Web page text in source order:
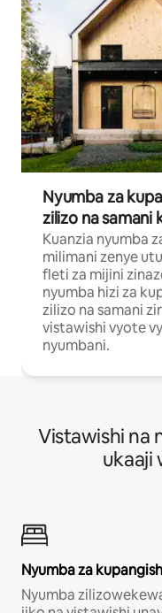
Nyumba za
zilizo na samani
Kuanzia nyumba
milimani zenye
fleti za mijini
nyumba hizi za
zilizo na samani
vistawishi vyote
nyumbani.
Vistawishi na
ukaaji
Nyumba za
Nyumba